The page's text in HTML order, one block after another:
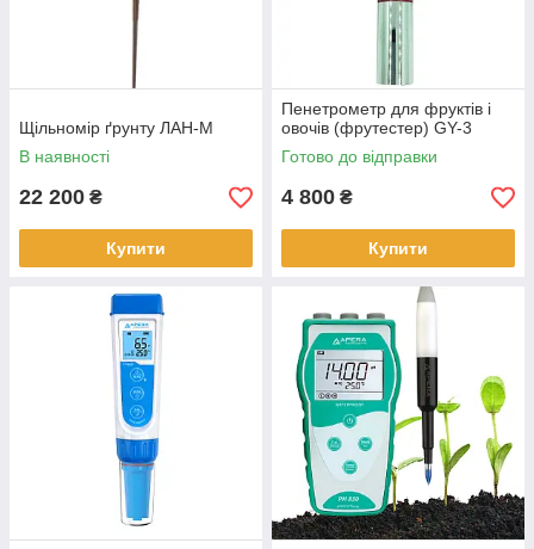
Щільномір ґрунту ЛАН-М
В наявності
22 200 ₴
Купити
Пенетрометр для фруктів і
овочів (фрутестер) GY-3
Готово до відправки
4 800 ₴
Купити